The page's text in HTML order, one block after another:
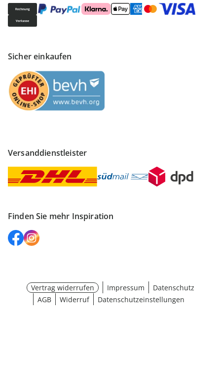
Sicher einkaufen
Versanddienstleister
Finden Sie mehr Inspiration
Vertrag widerrufen Impressum
Datenschutz
AGB
Widerruf Datenschutzeinstellungen